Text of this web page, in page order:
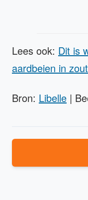
Lees ook: Dit is
aardbeien in
Bron: Libelle |